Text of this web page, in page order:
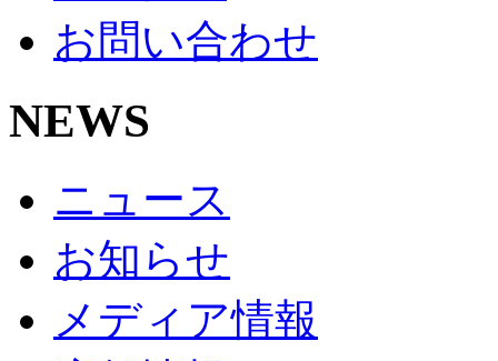
お問い合わせ
NEWS
ニュース
お知らせ
メディア情報